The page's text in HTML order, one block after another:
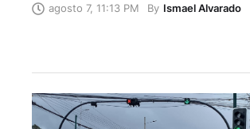
agosto 7, 11:13 PM By Ismael Alvarado